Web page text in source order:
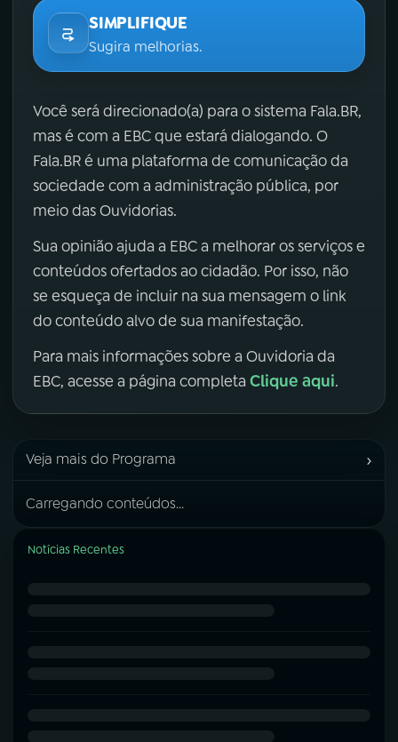
SIMPLIFIQUE
Sugira melhorias.
Você será direcionado(a) para o sistema Fala.BR,
mas é com a EBC que estará dialogando. O
Fala.BR é uma plataforma de comunicação da
sociedade com a administração pública, por
meio das Ouvidorias.
Sua opinião ajuda a EBC a melhorar os serviços e
conteúdos ofertados ao cidadão. Por isso, não
se esqueça de incluir na sua mensagem o link
do conteúdo alvo de sua manifestação.
Para mais informações sobre a Ouvidoria da
EBC, acesse a página completa Clique aqui.
Veja mais do Programa ›
Carregando conteúdos...
Notícias Recentes